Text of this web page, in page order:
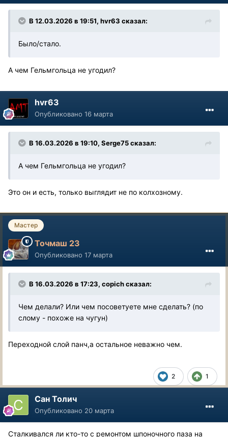
В 12.03.2026 в 19:51, hvr63 сказал:
Было/стало.
А чем Гельмгольца не угодил?
hvr63
Опубликовано 16 марта
В 16.03.2026 в 19:10, Serge75сказал:
А чем Гельмгольца не угодил?
Это он и есть, только выглядит не по колхозному.
Мастер
Точмаш 23
Опубликовано 17 марта
В 16.03.2026 в 17:23, copichсказал:
Чем делали? Или чем посоветуете мне сделать? (по
слому - похоже на чугун)
Переходной слой панч,а остальное неважно чем.
2 1
Сан Толич
Опубликовано 20 марта
Сталкивался ли кто-то с ремонтом шпоночного паза на